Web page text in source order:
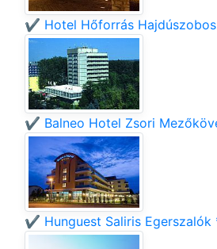
✔️ Hotel Hőforrás
✔️ Balneo Hotel Zsori
✔️ Hunguest Saliris